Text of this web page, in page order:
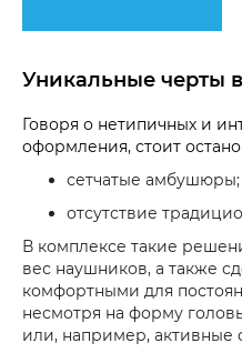
Уникальные черты
Говоря о нетипичных и
оформления, стоит
сетчатые амбушюры;
отсутствие
В комплексе такие
вес наушников, а также
комфортными для
несмотря на форму
или, например, активные